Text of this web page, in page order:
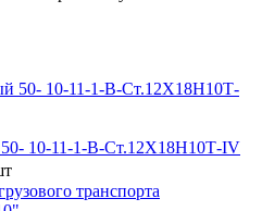
10-11-1-B-Ст.12Х18Н10Т-IV